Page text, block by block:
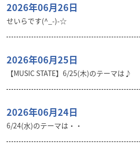
2026年06月26日
せいらです(^_-)-☆
2026年06月25日
【MUSIC STATE】6/25(木)のテーマは♪
2026年06月24日
6/24(水)のテーマは・・